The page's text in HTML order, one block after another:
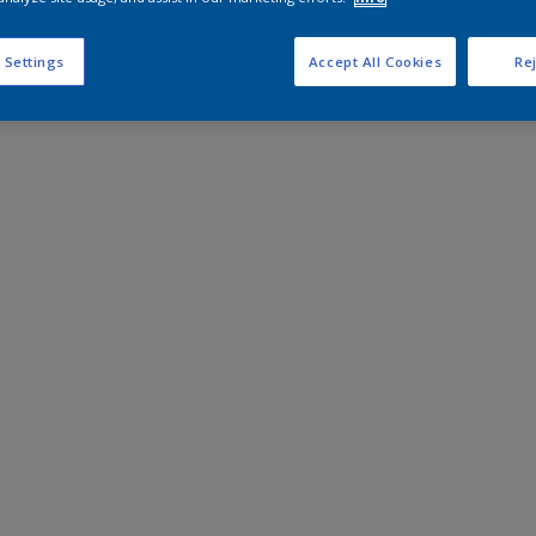
Settings Accept All Cookies